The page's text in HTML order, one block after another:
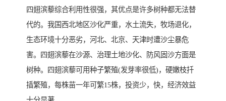
四翅滨藜综合利用性很强，其优点是许多树种都无法替
代的。我国西北地区沙化严重，水土流失，牧场退化，
生态环境十分恶劣，河北、北京、天津时遭沙尘暴危
害。四翅滨藜在沙源、治理土地沙化、防风固沙方面是
树种。四翅滨藜可用种子繁殖(发芽率很低)，硬嫩枝扦
插繁殖，每株苗一年可繁15株，投资少，快，经济效益